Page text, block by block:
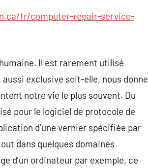
fr/computer-repair-service-
Il est rarement utilisé
exclusive soit-elle, nous donne
notre vie le plus souvent. Du
pour le logiciel de protocole de
d’une vernier spécifiée par
dans quelques domaines
d’un ordinateur par exemple, ce